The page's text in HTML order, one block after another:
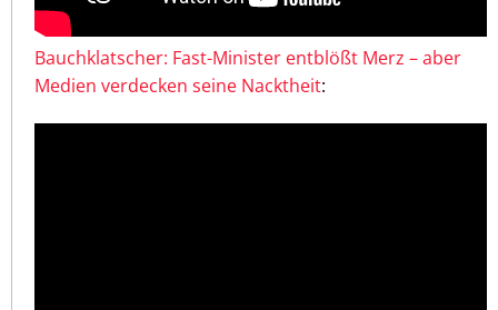
Bauchklatscher: Fast-Minister entblößt Merz – aber
Medien verdecken seine Nacktheit: